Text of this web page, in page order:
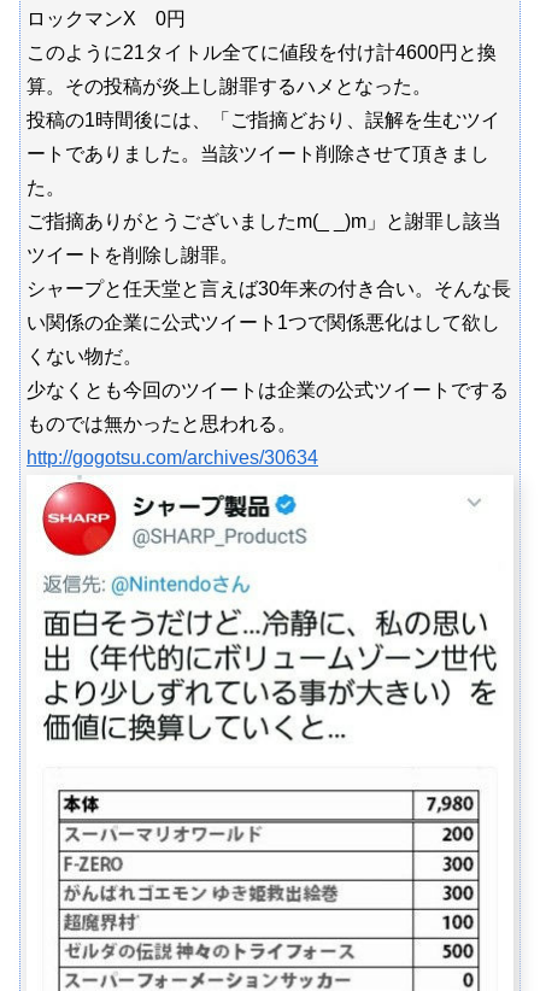
ロックマンX 0円
このように21タイトル全てに値段を付け計4600円と換
算。その投稿が炎上し謝罪するハメとなった。
投稿の1時間後には、「ご指摘どおり、誤解を生むツイ
ートでありました。当該ツイート削除させて頂きまし
た。
ご指摘ありがとうございましたm(_ _)m」と謝罪し該当
ツイートを削除し謝罪。
シャープと任天堂と言えば30年来の付き合い。そんな長
い関係の企業に公式ツイート1つで関係悪化はして欲し
くない物だ。
少なくとも今回のツイートは企業の公式ツイートでする
ものでは無かったと思われる。
http://gogotsu.com/archives/30634